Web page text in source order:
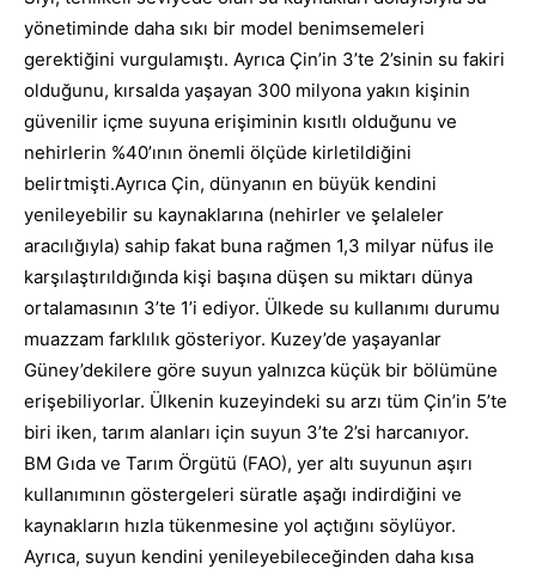
yönetiminde daha sıkı bir model benimsemeleri
gerektiğini vurgulamıştı. Ayrıca Çin’in 3’te 2’sinin su fakiri
olduğunu, kırsalda yaşayan 300 milyona yakın kişinin
güvenilir içme suyuna erişiminin kısıtlı olduğunu ve
nehirlerin %40’ının önemli ölçüde kirletildiğini
belirtmişti.Ayrıca Çin, dünyanın en büyük kendini
yenileyebilir su kaynaklarına (nehirler ve şelaleler
aracılığıyla) sahip fakat buna rağmen 1,3 milyar nüfus ile
karşılaştırıldığında kişi başına düşen su miktarı dünya
ortalamasının 3’te 1’i ediyor. Ülkede su kullanımı durumu
muazzam farklılık gösteriyor. Kuzey’de yaşayanlar
Güney’dekilere göre suyun yalnızca küçük bir bölümüne
erişebiliyorlar. Ülkenin kuzeyindeki su arzı tüm Çin’in 5’te
biri iken, tarım alanları için suyun 3’te 2’si harcanıyor.
BM Gıda ve Tarım Örgütü (FAO), yer altı suyunun aşırı
kullanımının göstergeleri süratle aşağı indirdiğini ve
kaynakların hızla tükenmesine yol açtığını söylüyor.
Ayrıca, suyun kendini yenileyebileceğinden daha kısa